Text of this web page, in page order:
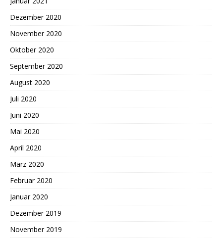
Dezember 2020
November 2020
Oktober 2020
September 2020
August 2020
Juli 2020
Juni 2020
Mai 2020
April 2020
März 2020
Februar 2020
Januar 2020
Dezember 2019
November 2019